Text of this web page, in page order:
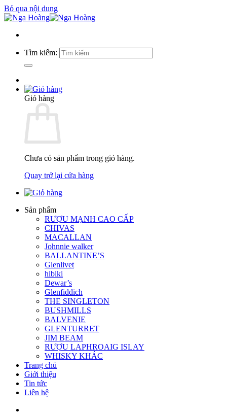
Bỏ qua nội dung
Tìm kiếm:
Giỏ hàng
Chưa có sản phẩm trong giỏ hàng.
Quay trở lại cửa hàng
Sản phẩm
RƯỢU MẠNH CAO CẤP
CHIVAS
MACALLAN
Johnnie walker
BALLANTINE’S
Glenlivet
hibiki
Dewar’s
Glenfiddich
THE SINGLETON
BUSHMILLS
BALVENIE
GLENTURRET
JIM BEAM
RƯỢU LAPHROAIG ISLAY
WHISKY KHÁC
Trang chủ
Giới thiệu
Tin tức
Liên hệ